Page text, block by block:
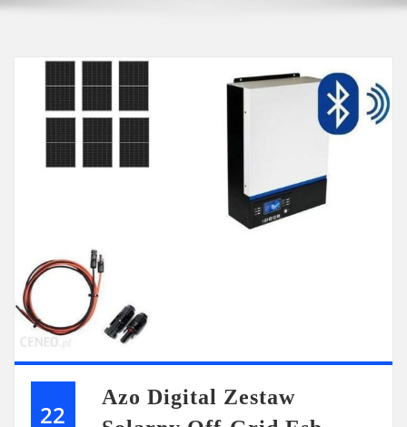
22
Azo Digital Zestaw